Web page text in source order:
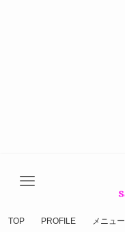
TOP PROFILE メニュー